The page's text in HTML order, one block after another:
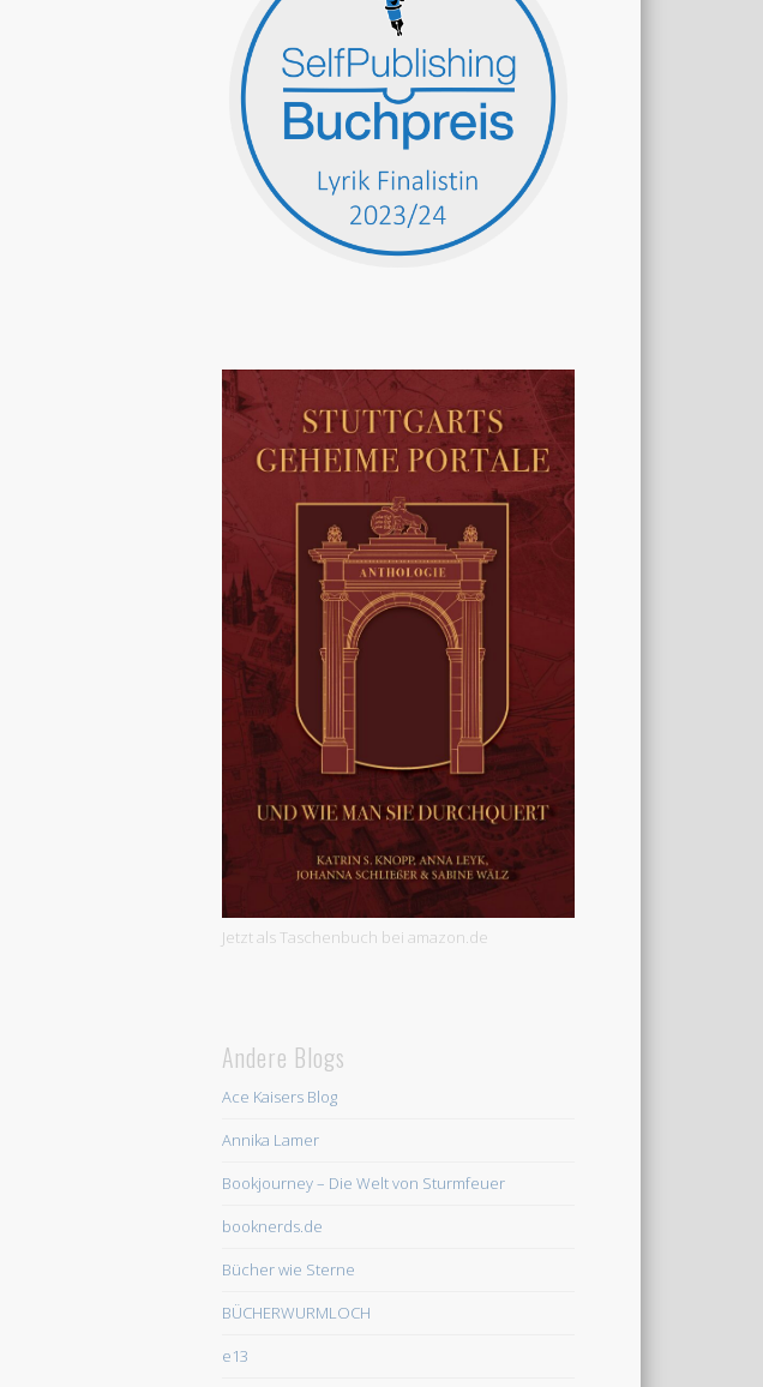
Jetzt als Taschenbuch bei amazon.de
Andere Blogs
Ace Kaisers Blog
Annika Lamer
Bookjourney – Die Welt von Sturmfeuer
booknerds.de
Bücher wie Sterne
BÜCHERWURMLOCH
e13